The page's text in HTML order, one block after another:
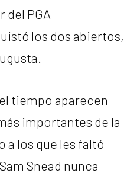
del PGA
los dos abiertos,
tiempo aparecen
importantes de la
a los que les faltó
Snead nunca